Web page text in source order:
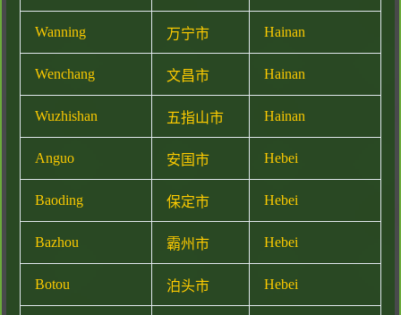
Wanning 万宁市 Hainan
Wenchang 文昌市 Hainan
Wuzhishan 五指山市 Hainan
Anguo 安国市 Hebei
Baoding 保定市 Hebei
Bazhou 霸州市 Hebei
Botou 泊头市 Hebei